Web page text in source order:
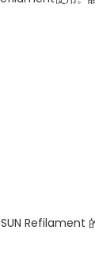
Refilament